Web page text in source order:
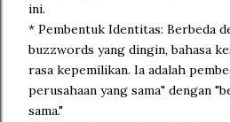
ini.
* Pembentuk Identitas: Berbeda
buzzwords yang dingin, bahasa
rasa kepemilikan. Ia adalah
perusahaan yang sama" dengan
sama."